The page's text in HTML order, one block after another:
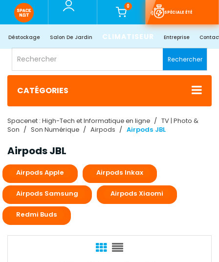
0
SPÉCIALE ÉTÉ
Déstockage Salon De Jardin CLIMATISEUR Entreprise
Rechercher
CATÉGORIES
Spacenet : High-Tech et Informatique en ligne
TV | Photo &
Son
Son Numérique Airpods Airpods JBL
Airpods JBL
Airpods Apple Airpods Inkax
Airpods Samsung Airpods Xiaomi
Redmi Buds